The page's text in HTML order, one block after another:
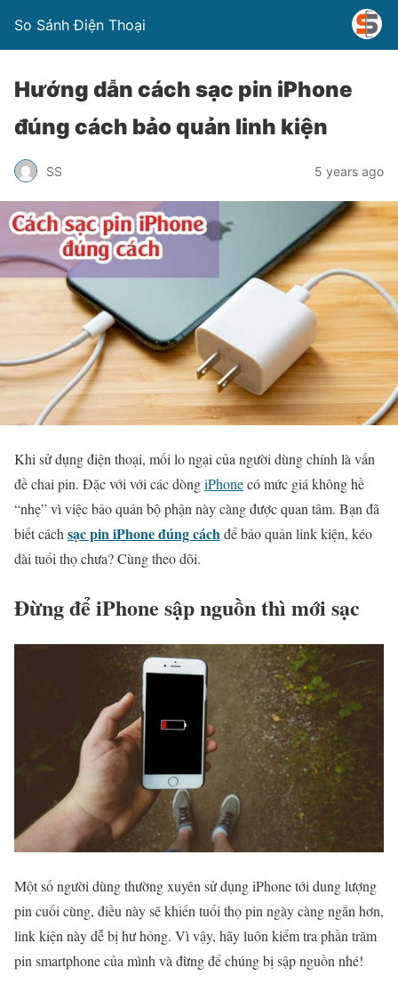
So Sánh Điện Thoại
Hướng dẫn cách sạc pin iPhone
đúng cách bảo quản linh kiện
SS 5 years ago
Khi sử dụng điện thoại, mối lo ngại của người dùng chính là vấn
đề chai pin. Đặc với với các dòngiPhonecó mức giá không hề
“nhẹ” vì việc bảo quản bộ phận này càng được quan tâm. Bạn đã
biết cách sạc pin iPhone đúng cáchđể bảo quản link kiện, kéo
dài tuổi thọ chưa? Cùng theo dõi.
Đừng để iPhone sập nguồn thì mới sạc
Một số người dùng thường xuyên sử dụng iPhone tới dung lượng
pin cuối cùng, điều này sẽ khiến tuổi thọ pin ngày càng ngắn hơn,
link kiện này dễ bị hư hỏng. Vì vậy, hãy luôn kiểm tra phần trăm
pin smartphone của mình và đừng để chúng bị sập nguồn nhé!